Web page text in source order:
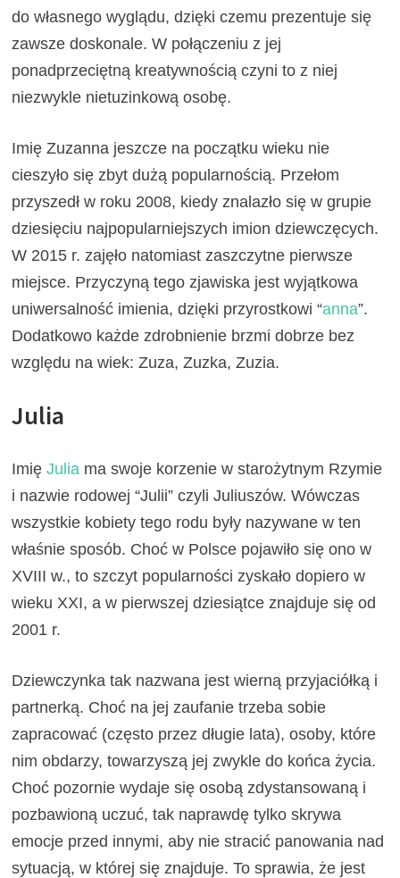
do własnego wyglądu, dzięki czemu prezentuje się
zawsze doskonale. W połączeniu z jej
ponadprzeciętną kreatywnością czyni to z niej
niezwykle nietuzinkową osobę.
Imię Zuzanna jeszcze na początku wieku nie
cieszyło się zbyt dużą popularnością. Przełom
przyszedł w roku 2008, kiedy znalazło się w grupie
dziesięciu najpopularniejszych imion dziewczęcych.
W 2015 r. zajęło natomiast zaszczytne pierwsze
miejsce. Przyczyną tego zjawiska jest wyjątkowa
uniwersalność imienia, dzięki przyrostkowi “anna”.
Dodatkowo każde zdrobnienie brzmi dobrze bez
względu na wiek: Zuza, Zuzka, Zuzia.
Julia
ImięJulia ma swoje korzenie w starożytnym Rzymie
i nazwie rodowej “Julii” czyli Juliuszów. Wówczas
wszystkie kobiety tego rodu były nazywane w ten
właśnie sposób. Choć w Polsce pojawiło się ono w
XVIII w., to szczyt popularności zyskało dopiero w
wieku XXI, a w pierwszej dziesiątce znajduje się od
2001 r.
Dziewczynka tak nazwana jest wierną przyjaciółką i
partnerką. Choć na jej zaufanie trzeba sobie
zapracować (często przez długie lata), osoby, które
nim obdarzy, towarzyszą jej zwykle do końca życia.
Choć pozornie wydaje się osobą zdystansowaną i
pozbawioną uczuć, tak naprawdę tylko skrywa
emocje przed innymi, aby nie stracić panowania nad
sytuacją, w której się znajduje. To sprawia, że jest